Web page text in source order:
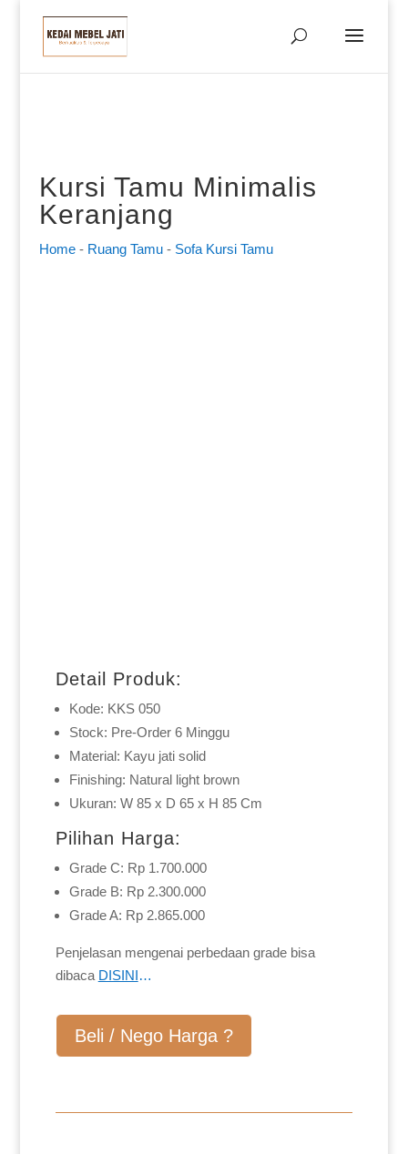
Kursi Tamu Minimalis
Keranjang
Home- Ruang Tamu- Sofa Kursi Tamu
Detail Produk:
Kode: KKS 050
Stock: Pre-Order 6 Minggu
Material: Kayu jati solid
Finishing: Natural light brown
Ukuran: W 85 x D 65 x H 85 Cm
Pilihan Harga:
Grade C: Rp 1.700.000
Grade B: Rp 2.300.000
Grade A: Rp 2.865.000
Penjelasan mengenai perbedaan grade bisa
dibaca DISINI…
Beli / Nego Harga ?